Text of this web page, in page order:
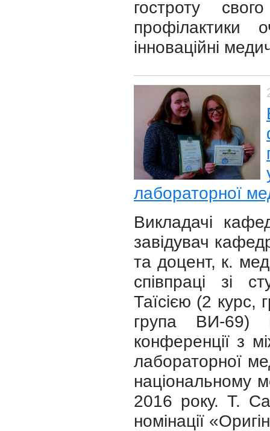
гостроту
профілактики
інноваційні
лабораторної
Викладачі
завідувач
та доцент, к.
співпраці зі
Таїсією (2 курс,
група ВИ-69)
конференції з
лабораторної
національному
2016 року. Т.
номінації